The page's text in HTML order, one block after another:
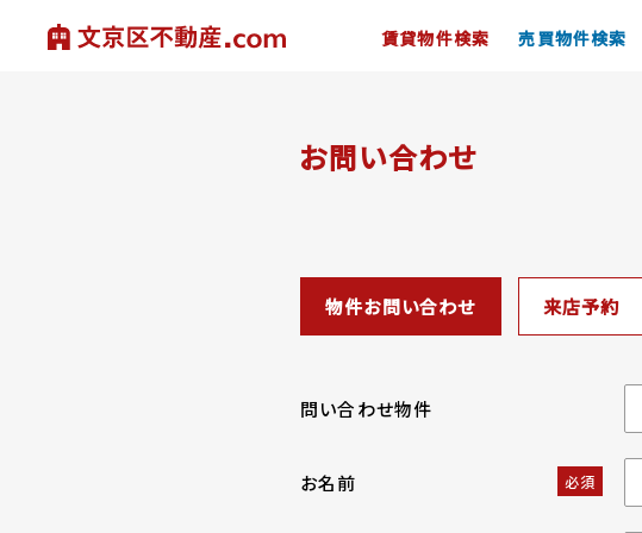
賃貸物件検索 売買物件検索
お問い合わせ
物件お問い合わせ 来店予約
問い合わせ物件
お名前 必須